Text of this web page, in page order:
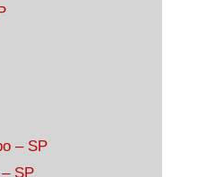
– SP
SP